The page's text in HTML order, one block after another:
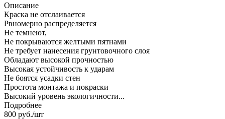
Описание
Краска не отслаивается
Рвномерно распределяется
Не темнеют,
Не покрываются желтыми пятнами
Не требует нанесения грунтовочного слоя
Обладают высокой прочностью
Высокая устойчивость к ударам
Не боятся усадки стен
Простота монтажа и покраски
Высокий уровень экологичности...
Подробнее
800 руб./шт